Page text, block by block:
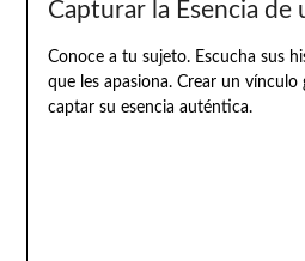
Capturar la Esencia de
Conoce a tu sujeto. Escucha sus
que les apasiona. Crear un
captar su esencia auténtica.